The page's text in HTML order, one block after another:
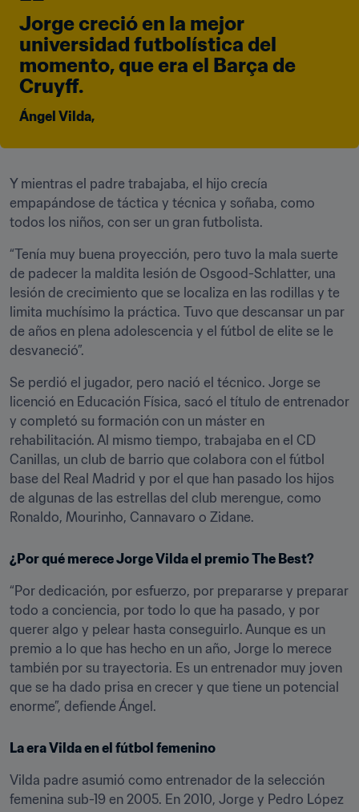
Jorge creció en la mejor
universidad futbolística del
momento, que era el Barça de
Cruyff.
Ángel Vilda,
Y mientras el padre trabajaba, el hijo crecía
empapándose de táctica y técnica y soñaba, como
todos los niños, con ser un gran futbolista.
“Tenía muy buena proyección, pero tuvo la mala suerte
de padecer la maldita lesión de Osgood-Schlatter, una
lesión de crecimiento que se localiza en las rodillas y te
limita muchísimo la práctica. Tuvo que descansar un par
de años en plena adolescencia y el fútbol de elite se le
desvaneció”.
Se perdió el jugador, pero nació el técnico. Jorge se
licenció en Educación Física, sacó el título de entrenador
y completó su formación con un máster en
rehabilitación. Al mismo tiempo, trabajaba en el CD
Canillas, un club de barrio que colabora con el fútbol
base del Real Madrid y por el que han pasado los hijos
de algunas de las estrellas del club merengue, como
Ronaldo, Mourinho, Cannavaro o Zidane.
¿Por qué merece Jorge Vilda el premio The Best?
“Por dedicación, por esfuerzo, por prepararse y preparar
todo a conciencia, por todo lo que ha pasado, y por
querer algo y pelear hasta conseguirlo. Aunque es un
premio a lo que has hecho en un año, Jorge lo merece
también por su trayectoria. Es un entrenador muy joven
que se ha dado prisa en crecer y que tiene un potencial
enorme”, defiende Ángel.
La era Vilda en el fútbol femenino
Vilda padre asumió como entrenador de la selección
femenina sub-19 en 2005. En 2010, Jorge y Pedro López